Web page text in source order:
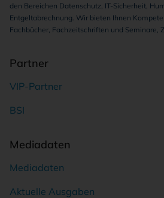
den Bereichen Datenschutz, IT-Sicherheit,
Entgeltabrechnung. Wir bieten Ihnen
Fachbücher, Fachzeitschriften und Seminare,
Partner
VIP-Partner
BSI
Mediadaten
Mediadaten
Aktuelle Ausgaben